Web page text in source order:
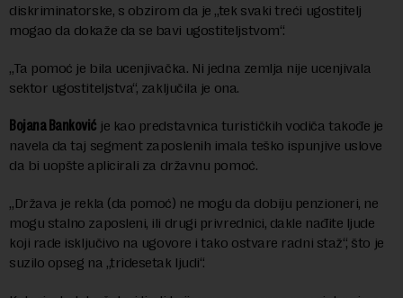
diskriminatorske, s obzirom da je „tek svaki treći ugostitelj
mogao da dokaže da se bavi ugostiteljstvom“.
„Ta pomoć je bila ucenjivačka. Ni jedna zemlja nije ucenjivala
sektor ugostiteljstva“, zaključila je ona.
Bojana Banković je kao predstavnica turističkih vodiča takođe je
navela da taj segment zaposlenih imala teško ispunjive uslove
da bi uopšte aplicirali za državnu pomoć.
„Država je rekla (da pomoć) ne mogu da dobiju penzioneri, ne
mogu stalno zaposleni, ili drugi privrednici, dakle nađite ljude
koji rade isključivo na ugovore i tako ostvare radni staž“, što je
suzilo opseg na „tridesetak ljudi“.